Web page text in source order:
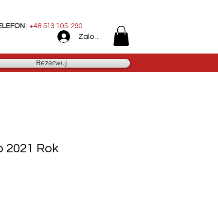
| +48 513 105 290
Zaloguj się
Rezerwuj
2021 Rok